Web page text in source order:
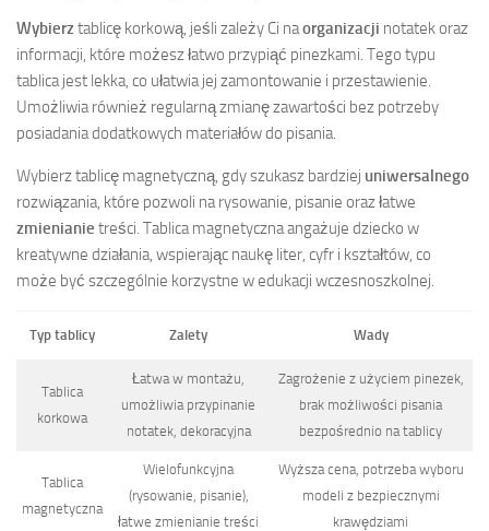
Wybierztablicę korkową, jeśli zależy Ci naorganizacji notatek oraz
informacji, które możesz łatwo przypiąć pinezkami. Tego typu
tablica jest lekka, co ułatwia jej zamontowanie i przestawienie.
Umożliwia również regularną zmianę zawartości bez potrzeby
posiadania dodatkowych materiałów do pisania.
Wybierz tablicę magnetyczną, gdy szukasz bardziej uniwersalnego
rozwiązania, które pozwoli na rysowanie, pisanie oraz łatwe
zmienianie treści. Tablica magnetyczna angażuje dziecko w
kreatywne działania, wspierając naukę liter, cyfr i kształtów, co
może być szczególnie korzystne w edukacji wczesnoszkolnej.
Typ tablicy Zalety Wady
Tablica
korkowa
Łatwa w montażu,
umożliwia przypinanie
notatek, dekoracyjna
Zagrożenie z użyciem pinezek,
brak możliwości pisania
bezpośrednio na tablicy
Tablica
magnetyczna
Wielofunkcyjna
(rysowanie, pisanie),
łatwe zmienianie treści
Wyższa cena, potrzeba wyboru
modeli z bezpiecznymi
krawędziami